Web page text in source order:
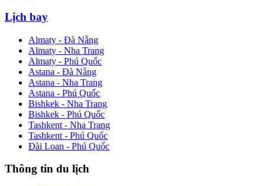
Lịch bay
Almaty - Đà Nẵng
Almaty - Nha Trang
Almaty - Phú Quốc
Astana - Đà Nẵng
Astana - Nha Trang
Astana - Phú Quốc
Bishkek - Nha Trang
Bishkek - Phú Quốc
Tashkent - Nha Trang
Tashkent - Phú Quốc
Đài Loan - Phú Quốc
Thông tin du lịch